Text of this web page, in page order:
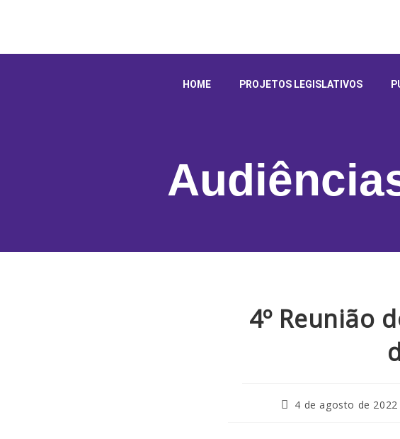
HOME PROJETOS LEGISLATIVOS
4º Reunião
4 de agosto de 2022